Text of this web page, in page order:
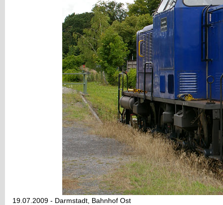
19.07.2009 - Darmstadt, Bahnhof Ost